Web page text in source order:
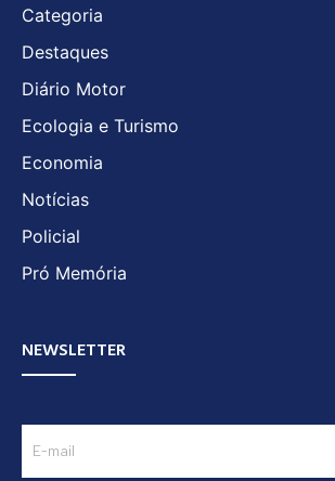
Categoria
Destaques
Diário Motor
Ecologia e Turismo
Economia
Notícias
Policial
Pró Memória
NEWSLETTER